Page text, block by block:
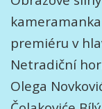
premiéru v
Netradiční
Olega